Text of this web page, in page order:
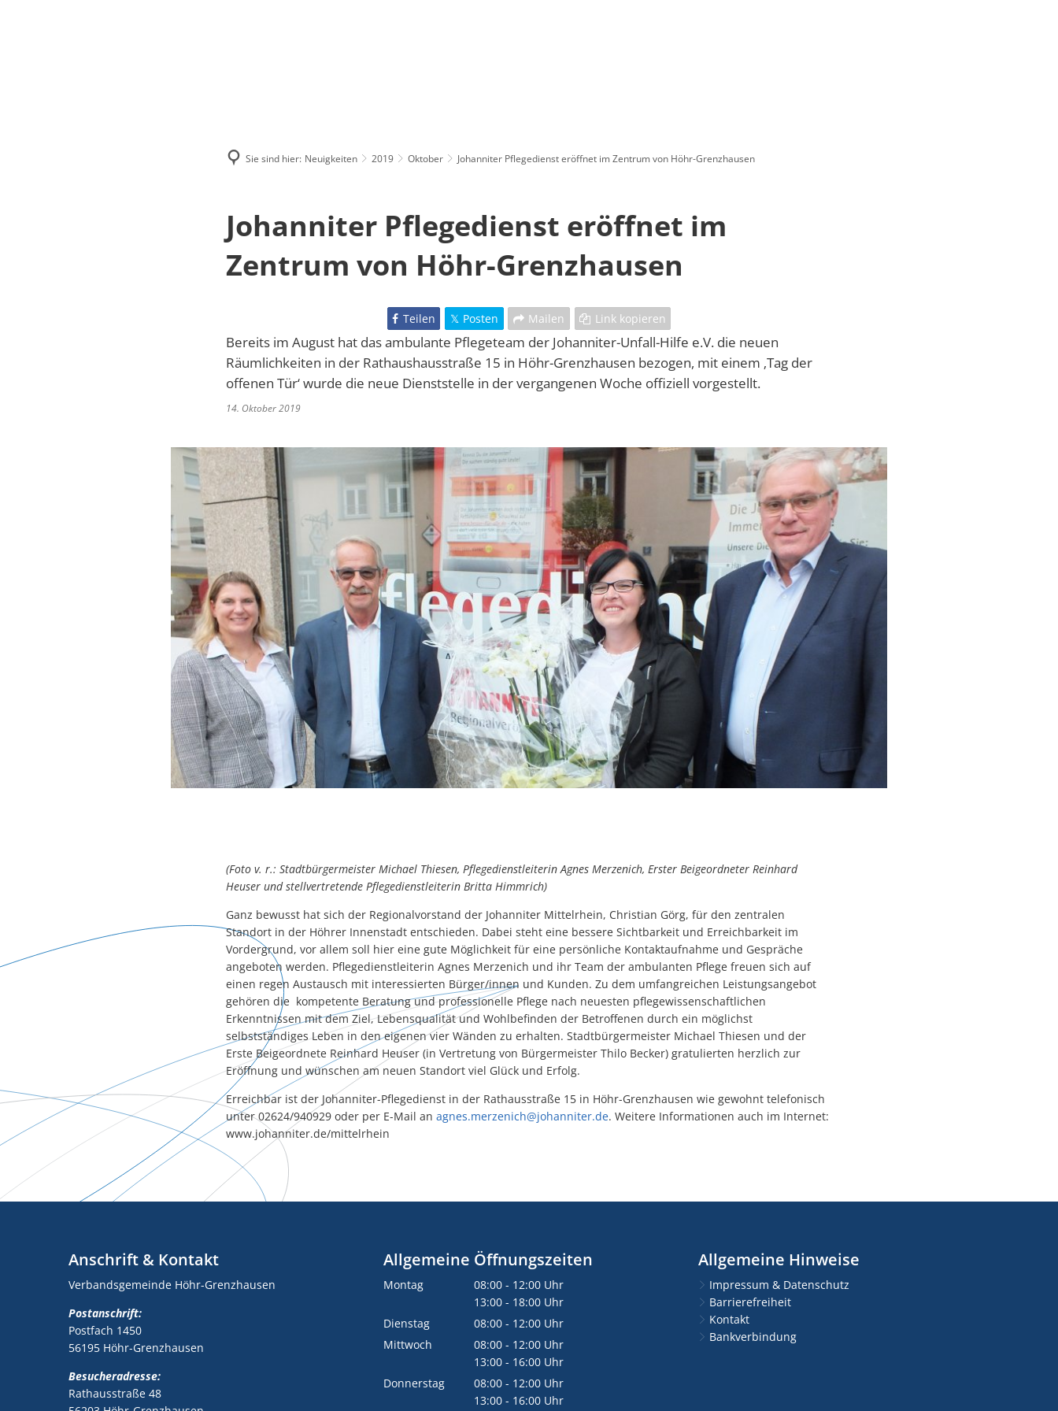
Sie sind hier: Neuigkeiten 2019 Oktober Johanniter Pflegedienst eröffnet im Zentrum von Höhr-Grenzhausen
Johanniter Pflegedienst eröffnet im
Zentrum von Höhr-Grenzhausen
Teilen Posten Mailen Link kopieren
Bereits im August hat das ambulante Pflegeteam der Johanniter-Unfall-Hilfe e.V. die neuen
Räumlichkeiten in der Rathaushausstraße 15 in Höhr-Grenzhausen bezogen, mit einem ‚Tag der
offenen Tür‘ wurde die neue Dienststelle in der vergangenen Woche offiziell vorgestellt.
14. Oktober 2019
(Foto v. r.: Stadtbürgermeister Michael Thiesen, Pflegedienstleiterin Agnes Merzenich, Erster Beigeordneter Reinhard
Heuser und stellvertretende Pflegedienstleiterin Britta Himmrich)
Ganz bewusst hat sich der Regionalvorstand der Johanniter Mittelrhein, Christian Görg, für den zentralen
Standort in der Höhrer Innenstadt entschieden. Dabei steht eine bessere Sichtbarkeit und Erreichbarkeit im
Vordergrund, vor allem soll hier eine gute Möglichkeit für eine persönliche Kontaktaufnahme und Gespräche
angeboten werden. Pflegedienstleiterin Agnes Merzenich und ihr Team der ambulanten Pflege freuen sich auf
einen regen Austausch mit interessierten Bürger/innen und Kunden. Zu dem umfangreichen Leistungsangebot
gehören die kompetente Beratung und professionelle Pflege nach neuesten pflegewissenschaftlichen
Erkenntnissen mit dem Ziel, Lebensqualität und Wohlbefinden der Betroffenen durch ein möglichst
selbstständiges Leben in den eigenen vier Wänden zu erhalten. Stadtbürgermeister Michael Thiesen und der
Erste Beigeordnete Reinhard Heuser (in Vertretung von Bürgermeister Thilo Becker) gratulierten herzlich zur
Eröffnung und wünschen am neuen Standort viel Glück und Erfolg.
Erreichbar ist der Johanniter-Pflegedienst in der Rathausstraße 15 in Höhr-Grenzhausen wie gewohnt telefonisch
unter 02624/940929 oder per E-Mail an agnes.merzenich@johanniter.de. Weitere Informationen auch im Internet:
www.johanniter.de/mittelrhein
Anschrift & Kontakt
Verbandsgemeinde Höhr-Grenzhausen
Postanschrift:
Postfach 1450
56195 Höhr-Grenzhausen
Besucheradresse:
Rathausstraße 48
Allgemeine Öffnungszeiten
Montag 08:00 - 12:00 Uhr
Von 08:00 bis 12:00 Uhr
13:00 - 18:00 Uhr
Von 13:00 bis 18:00 Uhr
Dienstag 08:00 - 12:00 Uhr
Von 08:00 bis 12:00 Uhr
Mittwoch 08:00 - 12:00 Uhr
Von 08:00 bis 12:00 Uhr
13:00 - 16:00 Uhr
Von 13:00 bis 16:00 Uhr
Donnerstag 08:00 - 12:00 Uhr
Von 08:00 bis 12:00 Uhr
13:00 - 16:00 Uhr
Allgemeine Hinweise
Impressum & Datenschutz
Barrierefreiheit
Kontakt
Bankverbindung